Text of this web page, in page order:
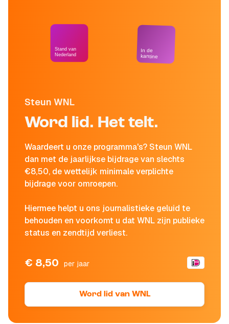
Steun WNL
Word lid. Het telt.
Waardeert u onze programma's? Steun WNL
dan met de jaarlijkse bijdrage van slechts
€8,50, de wettelijk minimale verplichte
bijdrage voor omroepen.
Hiermee helpt u ons journalistieke geluid te
behouden en voorkomt u dat WNL zijn publieke
status en zendtijd verliest.
€ 8,50 per jaar
Word lid van WNL
Stand van
Nederland
In de
kantine